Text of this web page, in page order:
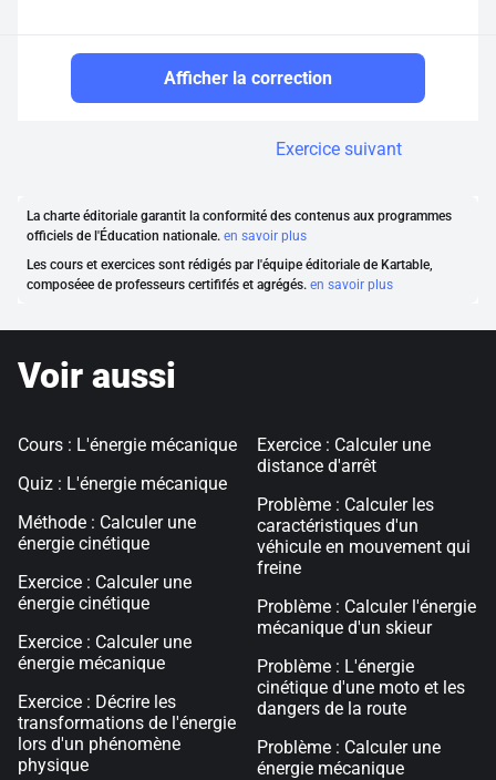
Afficher la correction
Exercice suivant
La charte éditoriale garantit la conformité des contenus aux programmes
officiels de l'Éducation nationale. en savoir plus
Les cours et exercices sont rédigés par l'équipe éditoriale de Kartable,
composéee de professeurs certififés et agrégés. en savoir plus
Voir aussi
Cours : L'énergie mécanique
Quiz : L'énergie mécanique
Méthode : Calculer une
énergie cinétique
Exercice : Calculer une
énergie cinétique
Exercice : Calculer une
énergie mécanique
Exercice : Décrire les
transformations de l'énergie
lors d'un phénomène
physique
Exercice : Calculer une
distance d'arrêt
Problème : Calculer les
caractéristiques d'un
véhicule en mouvement qui
freine
Problème : Calculer l'énergie
mécanique d'un skieur
Problème : L'énergie
cinétique d'une moto et les
dangers de la route
Problème : Calculer une
énergie mécanique